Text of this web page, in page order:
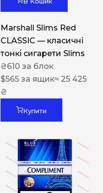
Marshall Slims Red
CLASSIC — класичні
тонкі сигарети Slims
₴610 за блок
$565 за ящик≈ 25 425
₴
Купити